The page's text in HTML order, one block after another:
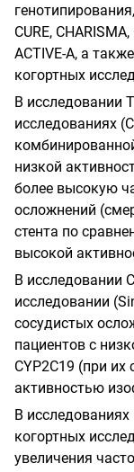
CURE, CHARISMA,
ACTIVE-А, а
когортных
В исследовании
исследованиях (
низкой
более высокую
осложнений
стента по
высокой
В исследовании
исследовании (
сосудистых
пациентов с
CYP2C19 (при их
активностью
В исследованиях
когортных
увеличения